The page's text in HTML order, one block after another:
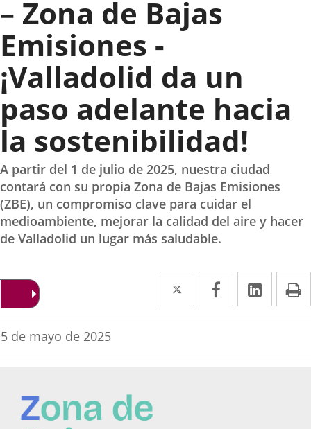
– Zona de Bajas
Emisiones -
¡Valladolid da un
paso adelante hacia
la sostenibilidad!
A partir del 1 de julio de 2025, nuestra ciudad
contará con su propia Zona de Bajas Emisiones
(ZBE), un compromiso clave para cuidar el
medioambiente, mejorar la calidad del aire y hacer
de Valladolid un lugar más saludable.
Twitter
Enlace
a
aplicación
Facebook
Enlace
a
aplicación
Enlace
a
Fecha
la
5 de mayo de 2025